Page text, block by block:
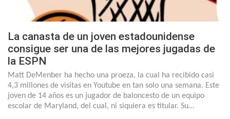
La canasta de un joven estadounidense
consigue ser una de las mejores jugadas de
la ESPN
Matt DeMenber ha hecho una proeza, la cual ha recibido casi
4,3 millones de visitas en Youtube en tan solo una semana. Este
joven de 14 años es un jugador de baloncesto de un equipo
escolar de Maryland, del cual, ni siquiera es titular. Su…